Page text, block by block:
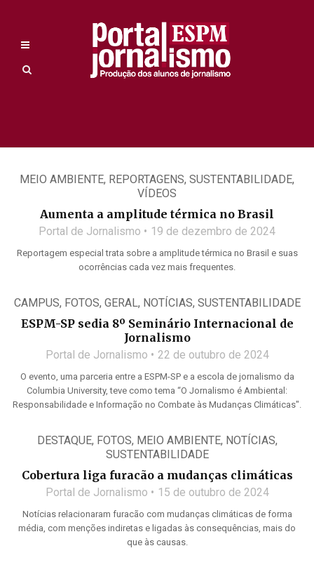
MEIO AMBIENTE, REPORTAGENS, SUSTENTABILIDADE,
VÍDEOS
Aumenta a amplitude térmica no Brasil
Portal de Jornalismo 19 de dezembro de 2024
Reportagem especial trata sobre a amplitude térmica no Brasil e suas
ocorrências cada vez mais frequentes.
CAMPUS, FOTOS, GERAL, NOTÍCIAS, SUSTENTABILIDADE
ESPM-SP sedia 8º Seminário Internacional de
Jornalismo
Portal de Jornalismo 22 de outubro de 2024
O evento, uma parceria entre a ESPM-SP e a escola de jornalismo da
Columbia University, teve como tema “O Jornalismo é Ambiental:
Responsabilidade e Informação no Combate às Mudanças Climáticas".
DESTAQUE, FOTOS, MEIO AMBIENTE, NOTÍCIAS,
SUSTENTABILIDADE
Cobertura liga furacão a mudanças climáticas
Portal de Jornalismo 15 de outubro de 2024
Notícias relacionaram furacão com mudanças climáticas de forma
média, com menções indiretas e ligadas às consequências, mais do
que às causas.